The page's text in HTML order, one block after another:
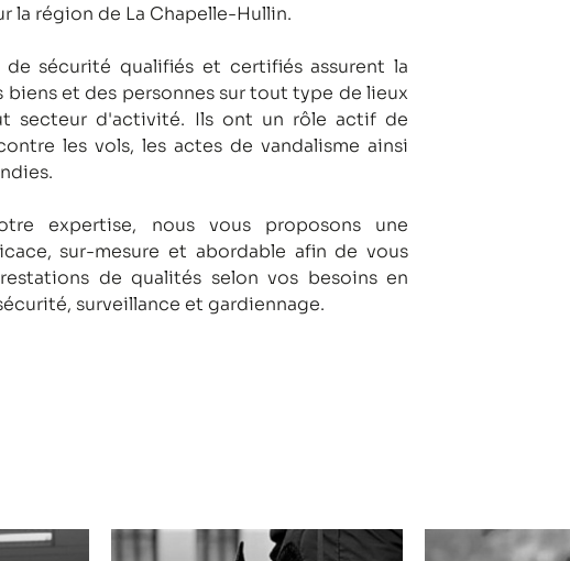
la région de La Chapelle-Hullin.
de sécurité qualifiés et certifiés assurent la
biens et des personnes sur tout type de lieux
secteur d'activité. Ils ont un rôle actif de
les vols, les actes de vandalisme ainsi
expertise, nous vous proposons une
sur-mesure et abordable afin de vous
de qualités selon vos besoins en
surveillance et gardiennage.